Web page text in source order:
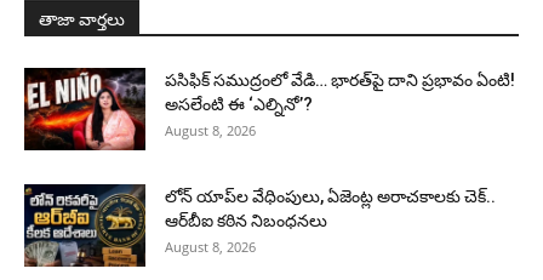
తాజా వార్తలు
పసిఫిక్ సముద్రంలో వేడి… భారత్‌పై దాని ప్రభావం ఏంటి!
అసలేంటి ఈ ‘ఎల్నినో’?
August 8, 2026
లోన్ యాప్‌ల వేధింపులు, ఏజెంట్ల అరాచకాలకు చెక్..
ఆర్‌బీఐ కఠిన నిబంధనలు
August 8, 2026